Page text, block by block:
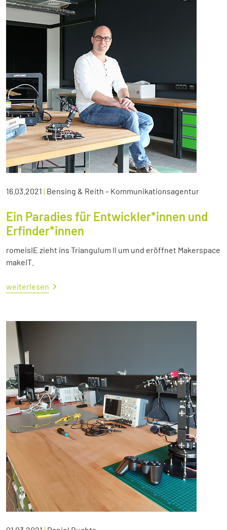
16.03.2021 | Bensing & Reith – Kommunikationsagentur
Ein Paradies für Entwickler*innen und
Erfinder*innen
romeisIE zieht ins Triangulum II um und eröffnet Makerspace
makeIT.
weiterlesen